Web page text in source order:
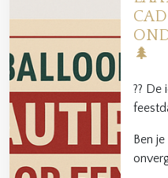
🌲
?? De
Ben